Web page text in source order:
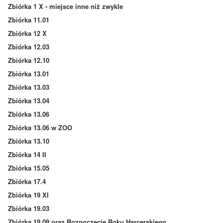
Zbiórka 1 X - miejsce inne niż zwykle
Zbiórka 11.01
Zbiórka 12 X
Zbiórka 12.03
Zbiórka 12.10
Zbiórka 13.01
Zbiórka 13.03
Zbiórka 13.04
Zbiórka 13.06
Zbiórka 13.06 w ZOO
Zbiórka 13.10
Zbiórka 14 II
Zbiórka 15.05
Zbiórka 17.4
Zbiórka 19 XI
Zbiórka 19.03